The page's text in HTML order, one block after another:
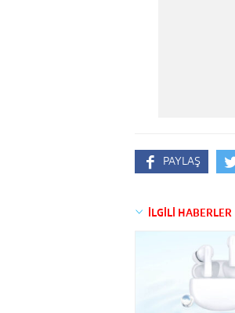
PAYLAŞ
İLGİLİ HABERLER